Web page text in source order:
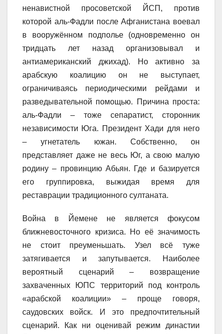
ненавистной просоветской ЙСП, против
которой аль-Фадли после Афганистана воевал
в вооружённом подполье (одновременно он
тридцать лет назад организовывал и
антиамериканский джихад). Но активно за
арабскую коалицию он не выступает,
ограничиваясь периодическими рейдами и
разведывательной помощью. Причина проста:
аль-Фадли – тоже сепаратист, сторонник
независимости Юга. Президент Хади для него
– угнетатель южан. Собственно, он
представляет даже не весь Юг, а свою малую
родину – провинцию Абьян. Где и базируется
его группировка, выжидая время для
реставрации традиционного султаната.
Война в Йемене не является фокусом
ближневосточного кризиса. Но её значимость
не стоит преуменьшать. Узел всё туже
затягивается и запутывается. Наиболее
вероятный сценарий – возвращение
захваченных ЮПС территорий под контроль
«арабской коалиции» – проще говоря,
саудовских войск. И это предпочтительный
сценарий. Как ни оценивай режим династии